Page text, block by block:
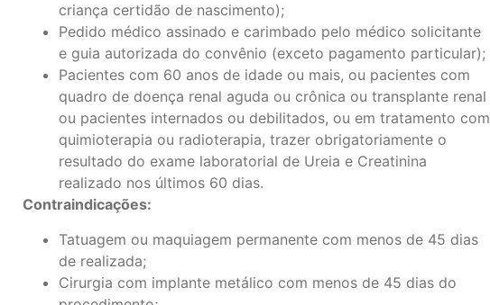
criança certidão de nascimento);
Pedido médico assinado e carimbado pelo médico solicitante
e guia autorizada do convênio (exceto pagamento particular);
Pacientes com 60 anos de idade ou mais, ou pacientes com
quadro de doença renal aguda ou crônica ou transplante renal
ou pacientes internados ou debilitados, ou em tratamento com
quimioterapia ou radioterapia, trazer obrigatoriamente o
resultado do exame laboratorial de Ureia e Creatinina
realizado nos últimos 60 dias.
Contraindicações:
Tatuagem ou maquiagem permanente com menos de 45 dias
de realizada;
Cirurgia com implante metálico com menos de 45 dias do